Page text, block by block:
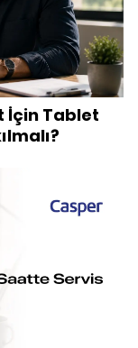
İçin Tablet